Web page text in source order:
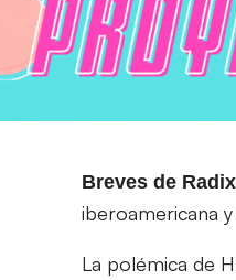
Breves de Radix
iberoamericana
La polémica de